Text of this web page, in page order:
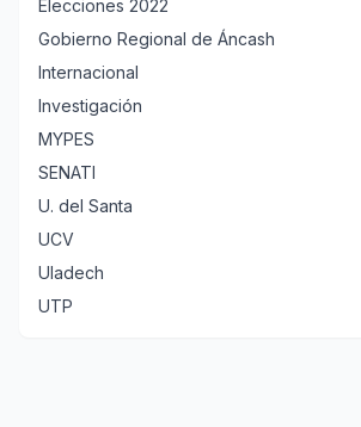
Elecciones 2022
Gobierno Regional de Áncash
Internacional
Investigación
MYPES
SENATI
U. del Santa
UCV
Uladech
UTP